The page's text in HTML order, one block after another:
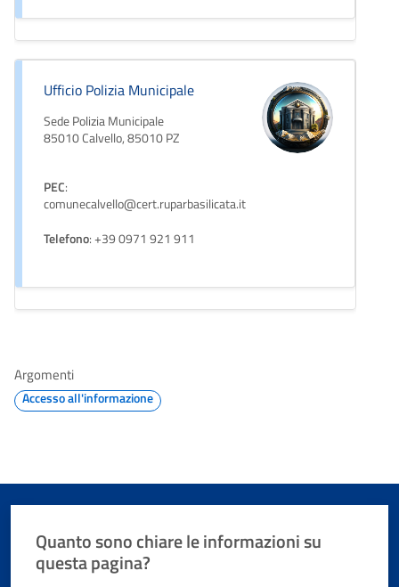
Ufficio Polizia Municipale
Sede Polizia Municipale
85010 Calvello, 85010 PZ
PEC:
comunecalvello@cert.ruparbasilicata.it
Telefono: +39 0971 921 911
Argomenti
Accesso all'informazione
Quanto sono chiare le informazioni su
questa pagina?